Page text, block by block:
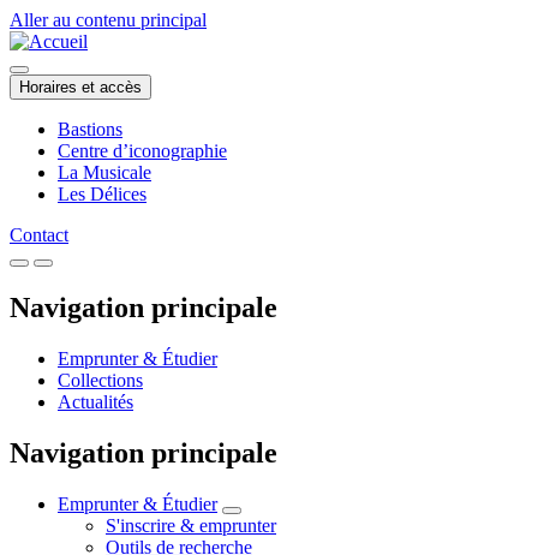
Aller au contenu principal
Horaires et accès
Bastions
Centre d’iconographie
La Musicale
Les Délices
Contact
Navigation principale
Emprunter & Étudier
Collections
Actualités
Navigation principale
Emprunter & Étudier
S'inscrire & emprunter
Outils de recherche